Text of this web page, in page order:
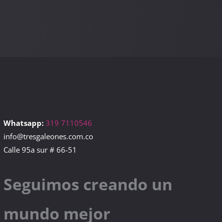
Whatsapp: 319 7110546
info@tresgaleones.com.co
Calle 95a sur # 66-51
Seguimos creando un
mundo mejor